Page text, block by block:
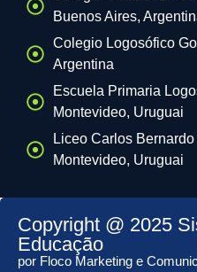
Buenos Aires,
Colegio Logosófico
Argentina
Escuela Primaria
Montevideo, Uruguai
Liceo Carlos
Montevideo, Uruguai
Copyright @ 2025
Educação
por Floco Marketing e